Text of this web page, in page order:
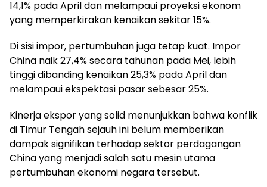
14,1% pada April dan melampaui proyeksi ekonom
yang memperkirakan kenaikan sekitar 15%.
Di sisi impor, pertumbuhan juga tetap kuat. Impor
China naik 27,4% secara tahunan pada Mei, lebih
tinggi dibanding kenaikan 25,3% pada April dan
melampaui ekspektasi pasar sebesar 25%.
Kinerja ekspor yang solid menunjukkan bahwa konflik
di Timur Tengah sejauh ini belum memberikan
dampak signifikan terhadap sektor perdagangan
China yang menjadi salah satu mesin utama
pertumbuhan ekonomi negara tersebut.